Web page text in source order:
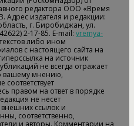
редактора ООО «Время
Адрес издателя и редакции:
г. Биробиджан, ул.
2-17-85. E-mail: vremya-
либо ином
с настоящего сайта на
на источник
не всегда отражает
вашему мнению,
правом на ответ в порядке
не несет
внешних ссылок и
соответственно,